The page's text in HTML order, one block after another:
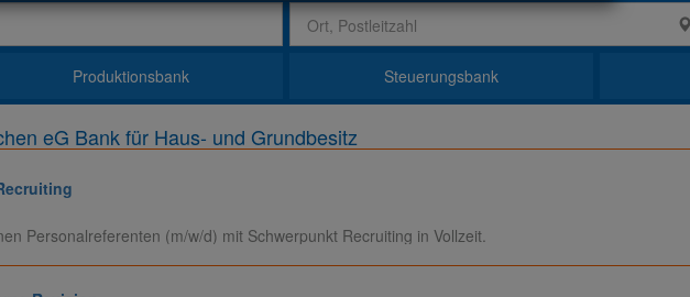
Produktionsbank Steuerungsbank
eG Bank für Haus- und Grundbesitz
Personalreferenten (m/w/d) mit Schwerpunkt Recruiting in Vollzeit.